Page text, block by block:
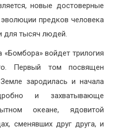
новые достоверные
предков человека
для тысяч людей.
войдет трилогия
Первый том посвящен
зародилась и начала
и захватывающе
океане, ядовитой
сменявших друг друга, и